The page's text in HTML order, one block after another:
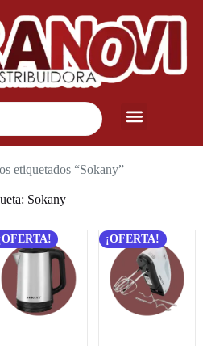
etiquetados “Sokany”
Sokany
¡OFERTA!